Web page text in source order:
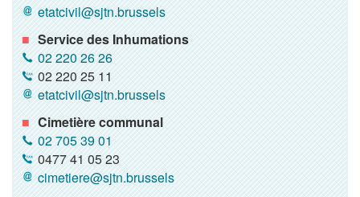
etatcivil@sjtn.brussels
Service des Inhumations
02 220 26 26
02 220 25 11
etatcivil@sjtn.brussels
Cimetière communal
02 705 39 01
0477 41 05 23
cimetiere@sjtn.brussels